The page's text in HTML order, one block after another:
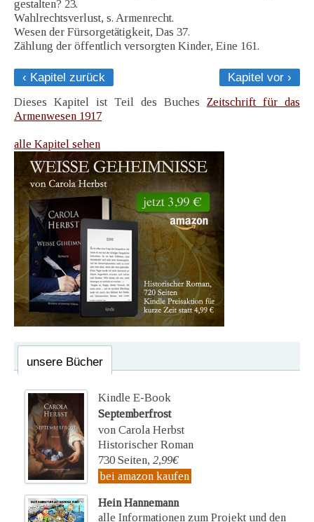
gestalten? 23.
Wahlrechtsverlust, s. Armenrecht.
Wesen der Fürsorgetätigkeit, Das 37.
Zählung der öffentlich versorgten Kinder, Eine 161.
‹ Kapitel zurück
Kapitel vor ›
Dieses Kapitel ist Teil des Buches Zeitschrift für das
Armenwesen 1917
alle Kapitel sehen
unsere Bücher
Kindle E-Book
Septemberfrost
von Carola Herbst
Historischer Roman
730 Seiten, 2,99€
bei amazon kaufen
Hein Hannemann
alle Informationen zum Projekt und den